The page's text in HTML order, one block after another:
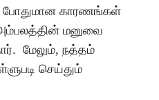
போதுமான காரணங்கள்
மனுவை
மேலும், நத்தம்
செய்தும்